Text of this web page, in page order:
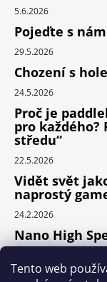
Tento web
5.6.2026
Pojeďte s
29.5.2026
Chození s
24.5.2026
Proč je
pro každého?
středu“
22.5.2026
Vidět svět
naprostý
24.2.2026
Nano High
Nejlepší